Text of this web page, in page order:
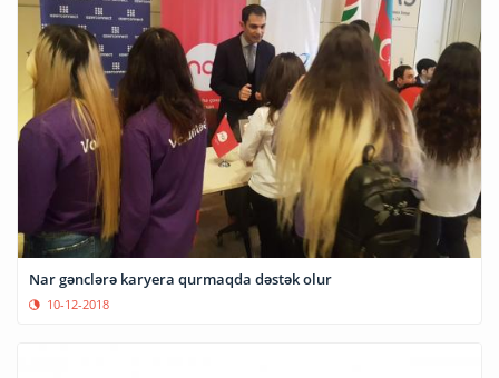
Nar gənclərə karyera qurmaqda dəstək olur
10-12-2018